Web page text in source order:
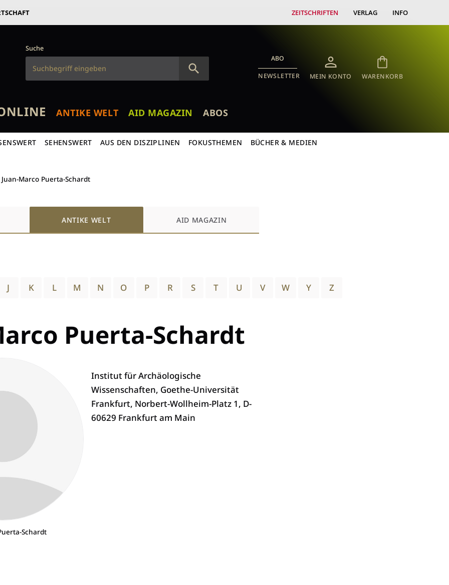
ZEITSCHRIFTEN VERLAG INFO
Suche
ABO
NEWSLETTER MEIN KONTO WARENKORB
ANTIKE WELT AID MAGAZIN ABOS
SEHENSWERT AUS DEN DISZIPLINEN FOKUSTHEMEN BÜCHER & MEDIEN
Juan-Marco Puerta-Schardt
ANTIKE WELT AID MAGAZIN
J K L M N O P R S T U V W Y Z
Puerta-Schardt
Schardt
Institut für Archäologische
Wissenschaften, Goethe-Universität
Frankfurt, Norbert-Wollheim-Platz 1, D-
60629 Frankfurt am Main